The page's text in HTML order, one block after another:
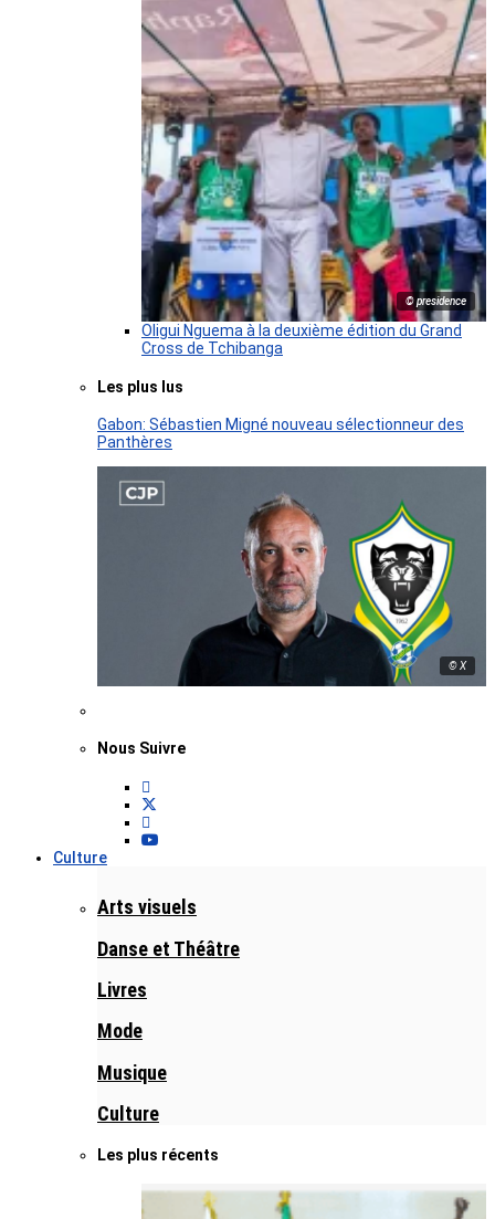
© presidence
Oligui Nguema à la deuxième édition du Grand
Cross de Tchibanga
Les plus lus
Gabon: Sébastien Migné nouveau sélectionneur des
Panthères
© X
Nous Suivre
Culture
Arts visuels
Danse et Théâtre
Livres
Mode
Musique
Culture
Les plus récents